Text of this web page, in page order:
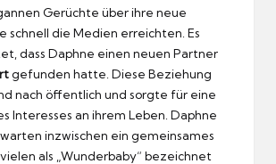
Gerüchte über ihre neue
schnell die Medien erreichten. Es
dass Daphne einen neuen Partner
gefunden hatte. Diese Beziehung
nach öffentlich und sorgte für eine
Interesses an ihrem Leben. Daphne
inzwischen ein gemeinsames
als „Wunderbaby“ bezeichnet